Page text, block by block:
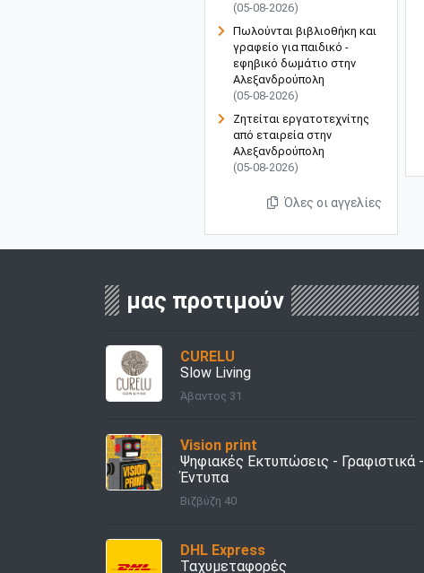
(05-08-2026)
Πωλούνται βιβλιοθήκη και
γραφείο για παιδικό -
εφηβικό δωμάτιο στην
Αλεξανδρούπολη
(05-08-2026)
Ζητείται εργατοτεχνίτης
από εταιρεία στην
Αλεξανδρούπολη
(05-08-2026)
Όλες οι αγγελίες
μας προτιμούν
CURELU
Slow Living
Άβαντος 31
Vision print
Ψηφιακές Εκτυπώσεις - Γραφιστικά -
Έντυπα
Βιζβύζη 40
DHL Express
Ταχυμεταφορές